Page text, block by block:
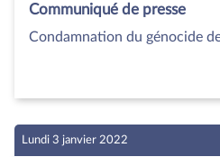
Communiqué de presse
Condamnation du génocide
Lundi 3 janvier 2022